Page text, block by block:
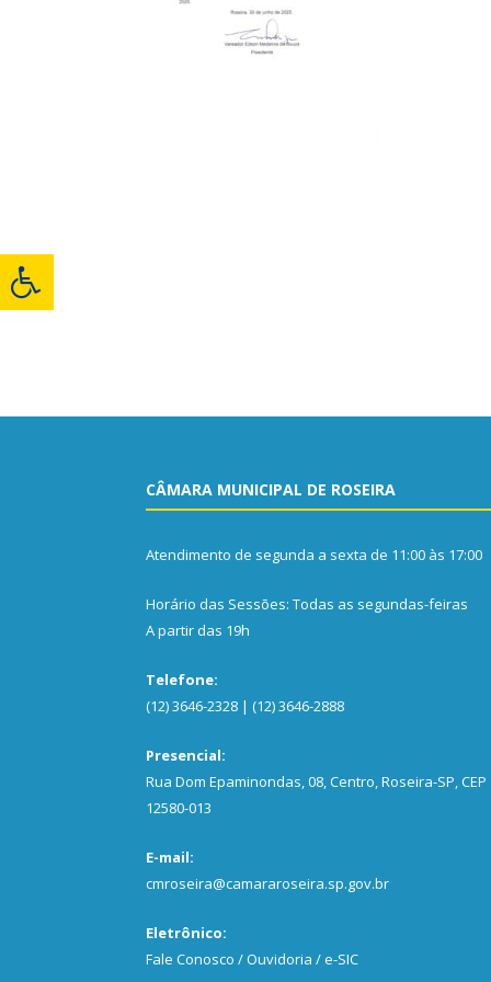
CÂMARA MUNICIPAL DE ROSEIRA
Atendimento de segunda a sexta de 11:00 às 17:00
Horário das Sessões: Todas as segundas-feiras
A partir das 19h
Telefone:
(12) 3646-2328 | (12) 3646-2888
Presencial:
Rua Dom Epaminondas, 08, Centro, Roseira-SP, CEP
12580-013
E-mail:
cmroseira@camararoseira.sp.gov.br
Eletrônico:
Fale Conosco / Ouvidoria / e-SIC